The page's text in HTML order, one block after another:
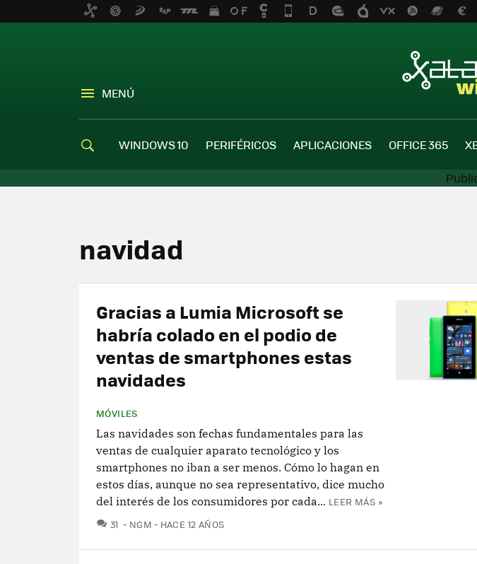
MENÚ
WINDOWS 10 PERIFÉRICOS APLICACIONES OFFICE 365
navidad
Gracias a Lumia Microsoft se
habría colado en el podio de
ventas de smartphones estas
navidades
MÓVILES
Las navidades son fechas fundamentales para las
ventas de cualquier aparato tecnológico y los
smartphones no iban a ser menos. Cómo lo hagan en
estos días, aunque no sea representativo, dice mucho
del interés de los consumidores por cada... LEER MÁS »
31 COMENTARIOS
NGM HACE 12 AÑOS